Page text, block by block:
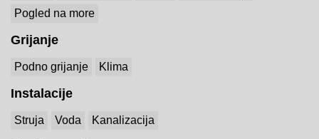
Pogled na more
Grijanje
Podno grijanje Klima
Instalacije
Struja Voda Kanalizacija